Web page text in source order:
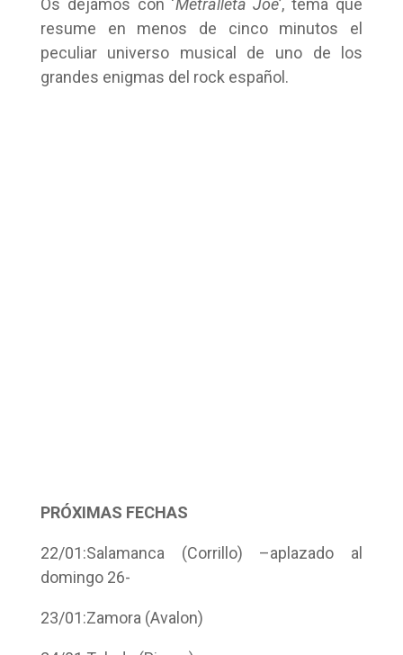
Os dejamos con ‘Metralleta Joe’, tema que
resume en menos de cinco minutos el
peculiar universo musical de uno de los
grandes enigmas del rock español.
PRÓXIMAS FECHAS
22/01:Salamanca (Corrillo) –aplazado al
domingo 26-
23/01:Zamora (Avalon)